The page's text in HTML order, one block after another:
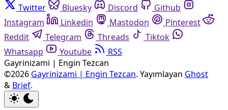
Twitter Bluesky Discord
Github
Instagram
Linkedin Mastodon
Pinterest
Reddit
Telegram Threads
Tiktok
Whatsapp
Youtube
RSS
Gayrinizami | Engin Tezcan
©2026 Gayrinizami | Engin Tezcan. Yayımlayan Ghost
& Brief.